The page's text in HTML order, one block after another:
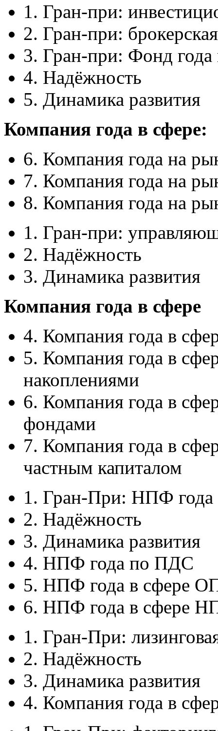
1. Гран-при:
2. Гран-при:
3. Гран-при: Фонд
4. Надёжность
5. Динамика развития
Компания года в сфере:
6. Компания года на
7. Компания года на
8. Компания года на
1. Гран-при:
2. Надёжность
3. Динамика развития
Компания года в сфере
4. Компания года в
5. Компания года в
накоплениями
6. Компания года в
фондами
7. Компания года в
частным капиталом
1. Гран-При: НПФ года
2. Надёжность
3. Динамика развития
4. НПФ года по ПДС
5. НПФ года в сфере
6. НПФ года в сфере
1. Гран-При:
2. Надёжность
3. Динамика развития
4. Компания года в